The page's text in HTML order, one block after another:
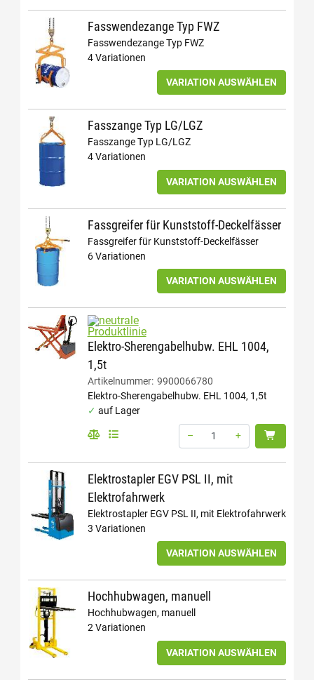
Fasswendezange Typ FWZ
Fasswendezange Typ FWZ
4 Variationen
VARIATION AUSWÄHLEN
Fasszange Typ LG/LGZ
Fasszange Typ LG/LGZ
4 Variationen
VARIATION AUSWÄHLEN
Fassgreifer für Kunststoff-Deckelfässer
Fassgreifer für Kunststoff-Deckelfässer
6 Variationen
VARIATION AUSWÄHLEN
Elektro-Sherengabelhubw. EHL 1004,
1,5t
Artikelnummer: 9900066780
Elektro-Sherengabelhubw. EHL 1004, 1,5t
auf Lager
–
+
Elektrostapler EGV PSL II, mit
Elektrofahrwerk
Elektrostapler EGV PSL II, mit Elektrofahrwerk
3 Variationen
VARIATION AUSWÄHLEN
Hochhubwagen, manuell
Hochhubwagen, manuell
2 Variationen
VARIATION AUSWÄHLEN